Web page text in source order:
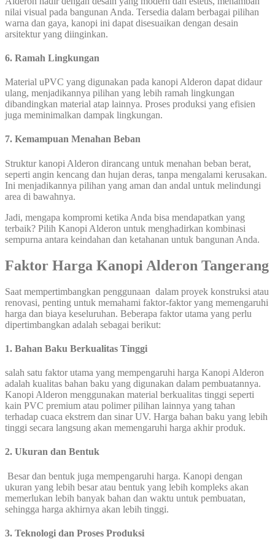
nilai visual pada bangunan Anda. Tersedia dalam berbagai pilihan
warna dan gaya, kanopi ini dapat disesuaikan dengan desain
arsitektur yang diinginkan.
6. Ramah Lingkungan
Material uPVC yang digunakan pada kanopi Alderon dapat didaur
ulang, menjadikannya pilihan yang lebih ramah lingkungan
dibandingkan material atap lainnya. Proses produksi yang efisien
juga meminimalkan dampak lingkungan.
7. Kemampuan Menahan Beban
Struktur kanopi Alderon dirancang untuk menahan beban berat,
seperti angin kencang dan hujan deras, tanpa mengalami kerusakan.
Ini menjadikannya pilihan yang aman dan andal untuk melindungi
area di bawahnya.
Jadi, mengapa kompromi ketika Anda bisa mendapatkan yang
terbaik? Pilih Kanopi Alderon untuk menghadirkan kombinasi
sempurna antara keindahan dan ketahanan untuk bangunan Anda.
Faktor Harga Kanopi Alderon Tangerang
Saat mempertimbangkan penggunaan dalam proyek konstruksi atau
renovasi, penting untuk memahami faktor-faktor yang memengaruhi
harga dan biaya keseluruhan. Beberapa faktor utama yang perlu
dipertimbangkan adalah sebagai berikut:
1. Bahan Baku Berkualitas Tinggi
salah satu faktor utama yang mempengaruhi harga Kanopi Alderon
adalah kualitas bahan baku yang digunakan dalam pembuatannya.
Kanopi Alderon menggunakan material berkualitas tinggi seperti
kain PVC premium atau polimer pilihan lainnya yang tahan
terhadap cuaca ekstrem dan sinar UV. Harga bahan baku yang lebih
tinggi secara langsung akan memengaruhi harga akhir produk.
2. Ukuran dan Bentuk
Besar dan bentuk juga mempengaruhi harga. Kanopi dengan
ukuran yang lebih besar atau bentuk yang lebih kompleks akan
memerlukan lebih banyak bahan dan waktu untuk pembuatan,
sehingga harga akhirnya akan lebih tinggi.
3. Teknologi dan Proses Produksi